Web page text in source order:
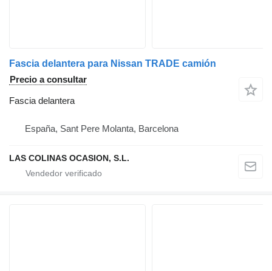
Fascia delantera para Nissan TRADE camión
Precio a consultar
Fascia delantera
España, Sant Pere Molanta, Barcelona
LAS COLINAS OCASION, S.L.